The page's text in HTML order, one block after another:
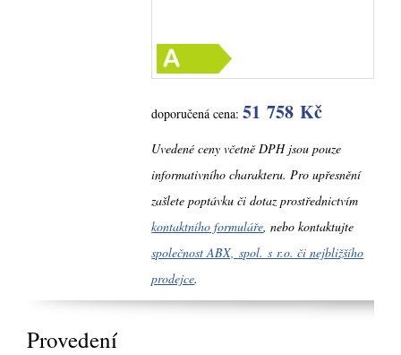
doporučená cena:51 758 Kč
Uvedené ceny včetně DPH jsou pouze
informativního charakteru. Pro upřesnění
zašlete poptávku či dotaz prostřednictvím
kontaktního formuláře, nebo kontaktujte
společnost ABX, spol. s r.o. či nejbližšího
prodejce.
Provedení